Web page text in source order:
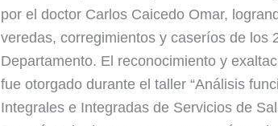
por el doctor Carlos Caicedo Omar,
veredas, corregimientos y caseríos de los
Departamento. El reconocimiento y
fue otorgado durante el taller “Análisis
Integrales e Integradas de Servicios de
éxito
del
programa
Médico
en